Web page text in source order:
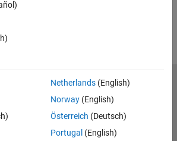
Netherlands(English)
Norway(English)
Österreich (Deutsch)
Portugal (English)
Datenschutz-Richtlinien
Status von Anwendungen
Inc.